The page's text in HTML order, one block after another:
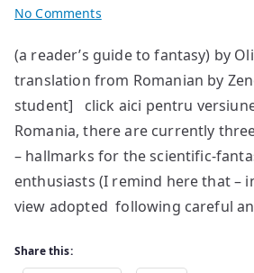
No Commentson
SF
at
Trei
Publishing
House
Reynolds:
The
(a reader’s guide to fantasy) by
translation from Romanian by
student] click aici pentru
Romania, there are currently
– hallmarks for the scientific-
enthusiasts (I remind here that –
view adopted following careful
Share this: